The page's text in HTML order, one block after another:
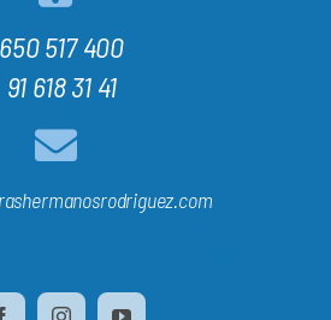
650 517 400
91 618 31 41